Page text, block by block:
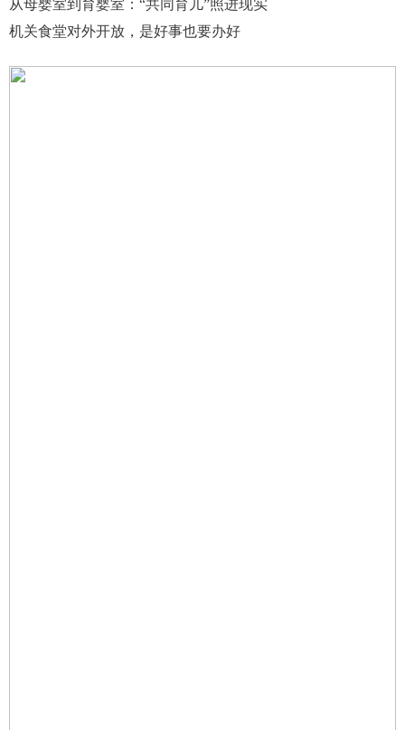
从母婴室到育婴室：“共同育儿”照进现实
机关食堂对外开放，是好事也要办好